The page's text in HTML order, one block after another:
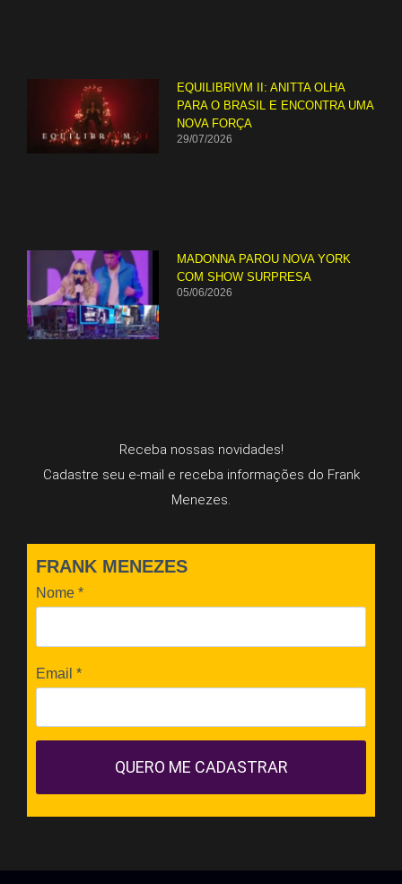
EQUILIBRIVM II: ANITTA OLHA
PARA O BRASIL E ENCONTRA UMA
NOVA FORÇA
29/07/2026
MADONNA PAROU NOVA YORK
COM SHOW SURPRESA
05/06/2026
Receba nossas novidades!
Cadastre seu e-mail e receba informações do Frank
Menezes.
FRANK MENEZES
Nome *
Email *
QUERO ME CADASTRAR